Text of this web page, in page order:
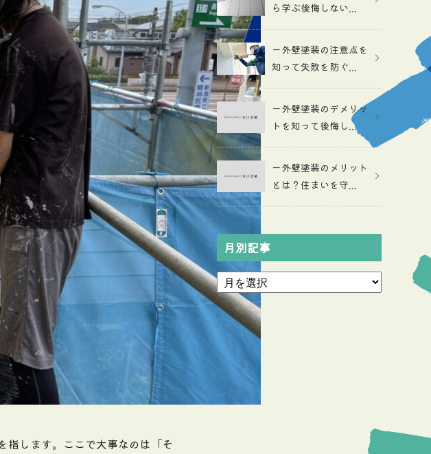
指します。ここで大事なのは「そ
ら学ぶ後悔しない...
ー外壁塗装の注意点を
知って失敗を防ぐ...
ー外壁塗装のデメリッ
トを知って後悔し...
ー外壁塗装のメリット
とは？住まいを守...
月別記事